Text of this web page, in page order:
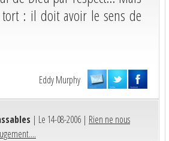
: il doit avoir le sens de
Eddy Murphy
| Le 14-08-2006 | Rien ne nous